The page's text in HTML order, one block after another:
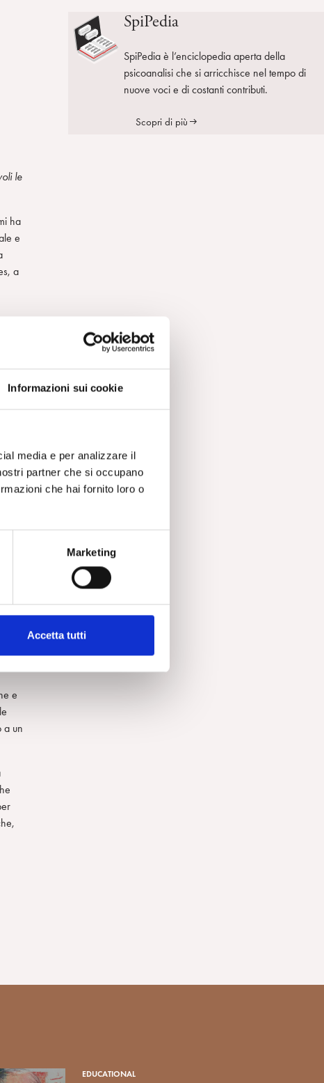
Informazioni sui cookie
media e per analizzare il
partner che si occupano
che hai fornito loro o
Marketing
Accetta tutti
le
ha
e
a
un
e
a un
SpiPedia
SpiPedia è l’enciclopedia aperta della
psicoanalisi che si arricchisce nel tempo di
nuove voci e di costanti contributi.
Scopri di più
EDUCATIONAL